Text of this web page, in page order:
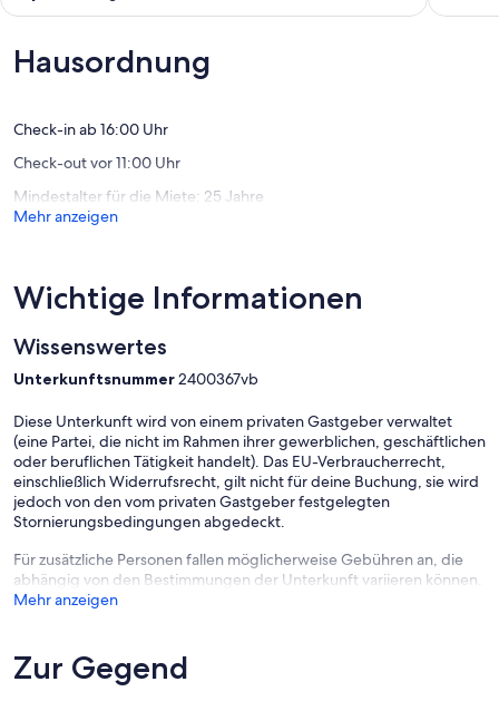
peaceful
setting
ottsville
von
Außergewöhnlich,
(18
Hausordnung
Check-in ab 16:00 Uhr
Check-out vor 11:00 Uhr
Mindestalter für die Miete: 25 Jahre
Mehr anzeigen
Wichtige Informationen
Wissenswertes
Unterkunftsnummer2400367vb
Diese Unterkunft wird von einem privaten Gastgeber verwaltet
(eine Partei, die nicht im Rahmen ihrer gewerblichen, geschäftlichen
oder beruflichen Tätigkeit handelt). Das EU-Verbraucherrecht,
einschließlich Widerrufsrecht, gilt nicht für deine Buchung, sie wird
jedoch von den vom privaten Gastgeber festgelegten
Stornierungsbedingungen abgedeckt.
Für zusätzliche Personen fallen möglicherweise Gebühren an, die
abhängig von den Bestimmungen der Unterkunft variieren können.
Mehr anzeigen
Zur Gegend